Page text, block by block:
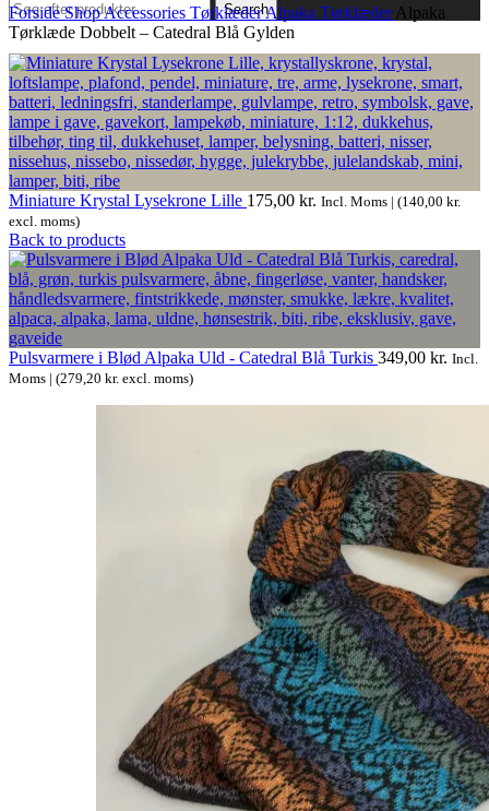
Search
ForsideShopAccessories TørklæderAlpaka Tørklæder Alpaka
Tørklæde Dobbelt – Catedral Blå Gylden
Miniature Krystal Lysekrone Lille 175,00 kr. Incl. Moms | (140,00 kr.
excl. moms)
Back to products
Pulsvarmere i Blød Alpaka Uld - Catedral Blå Turkis 349,00 kr. Incl.
Moms | (279,20 kr. excl. moms)